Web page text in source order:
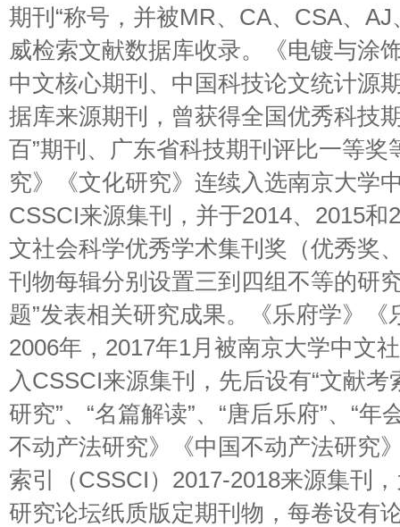
期刊“称号，并被MR、CA、CSA、
威检索文献数据库收录。《电镀与涂
中文核心期刊、中国科技论文统计源
据库来源期刊，曾获得全国优秀科技
百”期刊、广东省科技期刊评比一等
究》《文化研究》连续入选南京大学
CSSCI来源集刊，并于2014、2015和
文社会科学优秀学术集刊奖（优秀奖
刊物每辑分别设置三到四组不等的研
题”发表相关研究成果。《乐府学》
2006年，2017年1月被南京大学中文
入CSSCI来源集刊，先后设有“文献考
研究”、“名篇解读”、“唐后乐府”、“
不动产法研究》《中国不动产法研究
索引（CSSCI）2017-2018来源集刊
研究论坛纸质版定期刊物，每卷设有